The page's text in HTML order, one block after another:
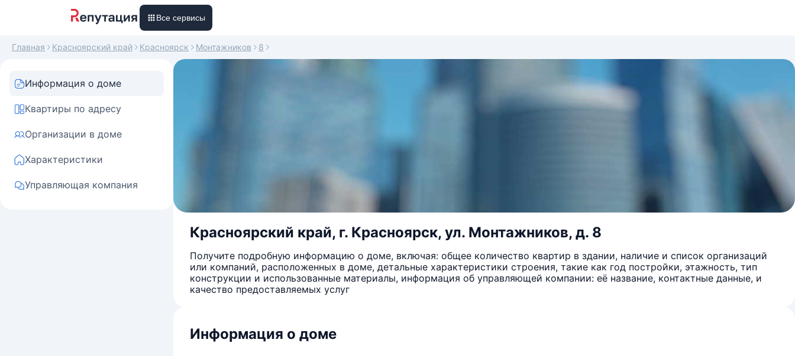
Все сервисы
Главная Красноярский край Красноярск Монтажников 8
Информация о доме
Квартиры по адресу
Организации в доме
Характеристики
Управляющая компания
Красноярский край, г. Красноярск, ул. Монтажников, д. 8
Получите подробную информацию о доме, включая: общее количество квартир в здании, наличие и список организаций
или компаний, расположенных в доме, детальные характеристики строения, такие как год постройки, этажность, тип
конструкции и использованные материалы, информация об управляющей компании: её название, контактные данные, и
качество предоставляемых услуг
Информация о доме